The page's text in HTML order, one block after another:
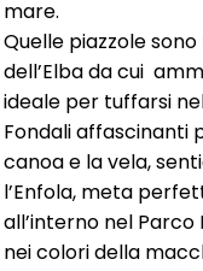
mare.
Quelle piazzole
dell’Elba da cui
ideale per tuffarsi
Fondali affascinanti
canoa e la vela,
l’Enfola, meta
all’interno nel
nei colori della